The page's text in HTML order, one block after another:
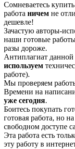
Сомневаетесь
работа ничем не
дешевле!
Зачастую авторы-
наши готовые
разы дороже.
Антиплагиат
используем
работе).
Мы проверяем
Времени на
уже сегодня.
Боитесь покупать
готовая работа, но
свободном доступе
Эта работа есть
эту работу в